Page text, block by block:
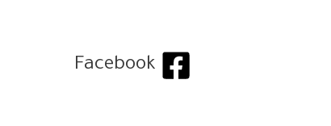
Facebook